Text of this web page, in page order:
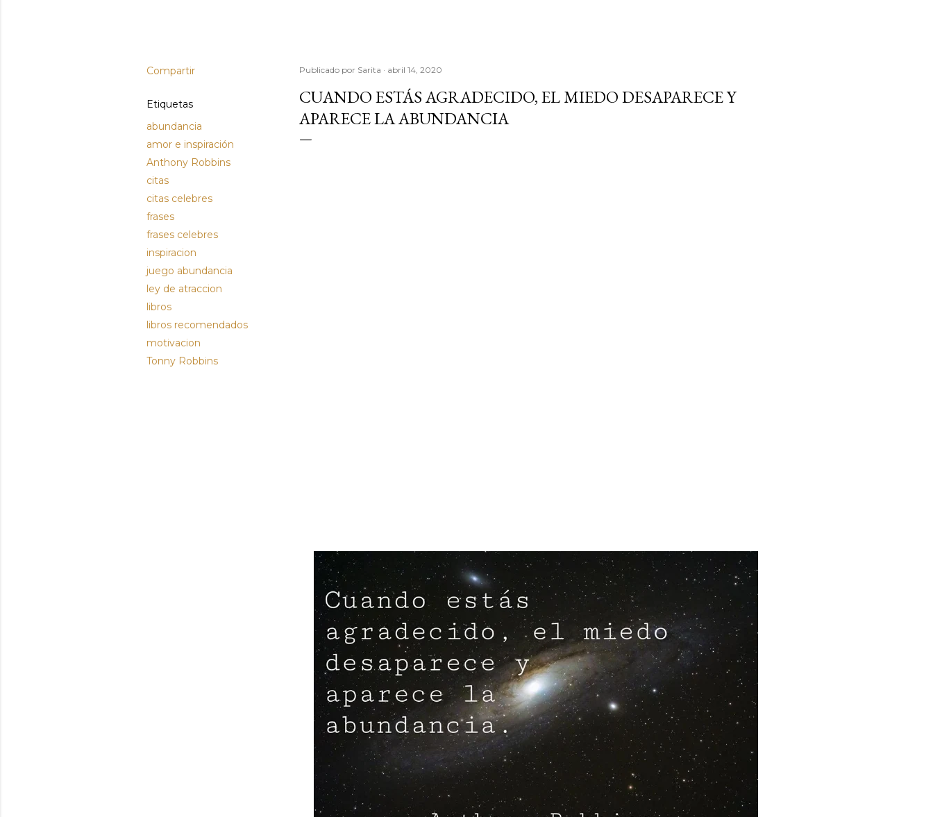
Compartir
Etiquetas
abundancia
amor e inspiración
Anthony Robbins
citas
citas celebres
frases
frases celebres
inspiracion
juego abundancia
ley de atraccion
libros
libros recomendados
motivacion
Tonny Robbins
Publicado por Sarita abril 14, 2020
CUANDO ESTÁS AGRADECIDO, EL MIEDO DESAPARECE Y
APARECE LA ABUNDANCIA